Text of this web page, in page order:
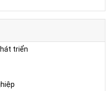
in 4 màu theo yêu cầu.
triển